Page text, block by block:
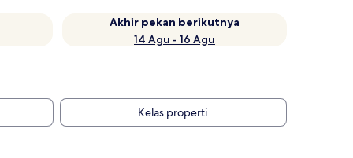
Akhir pekan berikutnya
14 Agu - 16 Agu
Kelas properti